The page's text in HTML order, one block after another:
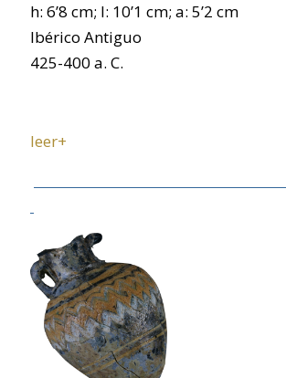
h: 6’8 cm; l: 10’1 cm; a: 5’2 cm
Ibérico Antiguo
425-400 a. C.
leer+